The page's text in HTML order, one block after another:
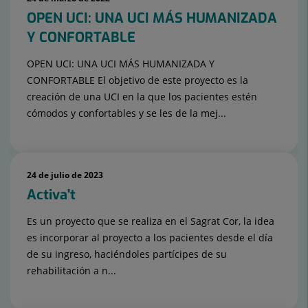
OPEN UCI: UNA UCI MÁS HUMANIZADA
Y CONFORTABLE
OPEN UCI: UNA UCI MÁS HUMANIZADA Y
CONFORTABLE El objetivo de este proyecto es la
creación de una UCI en la que los pacientes estén
cómodos y confortables y se les de la mej...
24 de julio de 2023
Activa't
Es un proyecto que se realiza en el Sagrat Cor, la idea
es incorporar al proyecto a los pacientes desde el día
de su ingreso, haciéndoles partícipes de su
rehabilitación a n...